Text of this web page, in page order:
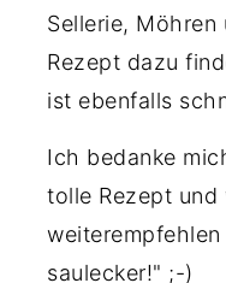
Sellerie, Möhren
Rezept dazu
ist ebenfalls
Ich bedanke
tolle Rezept und
saulecker!" ;-)